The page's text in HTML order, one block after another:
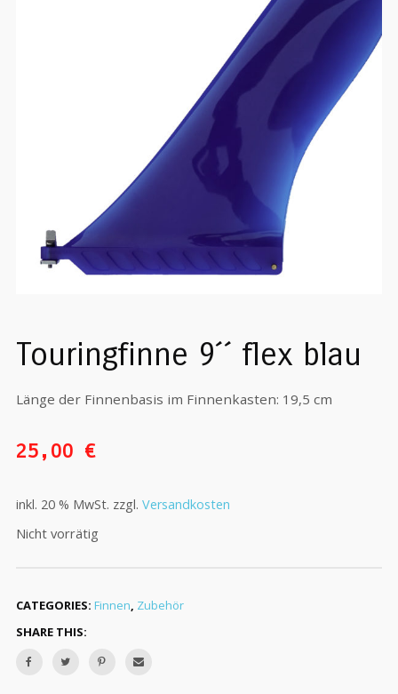
Touringfinne 9´´ flex blau
Länge der Finnenbasis im Finnenkasten: 19,5 cm
25,00 €
inkl. 20 % MwSt. zzgl. Versandkosten
Nicht vorrätig
CATEGORIES: Finnen, Zubehör
SHARE THIS: